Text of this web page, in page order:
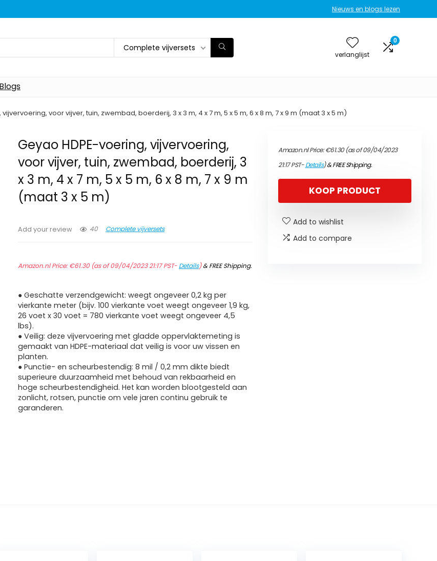
Nieuws en blogs lezen
Complete vijversets
verlanglijst
0
Blogs
voor vijver, tuin, zwembad, boerderij, 3 x 3 m, 4 x 7 m, 5 x 5 m, 6 x 8 m, 7 x 9 m (maat 3 x 5 m)
Geyao HDPE-voering, vijvervoering,
voor vijver, tuin, zwembad, boerderij, 3
x 3 m, 4 x 7 m, 5 x 5 m, 6 x 8 m, 7 x 9 m
(maat 3 x 5 m)
Add your review 40 Complete vijversets
Amazon.nl Price:€61.30(as of 09/04/2023 21:17 PST- Details)&FREE Shipping.
● Geschatte verzendgewicht: weegt ongeveer 0,2 kg per
vierkante meter (bijv. 100 vierkante voet weegt ongeveer 1,9 kg,
26 voet x 30 voet = 780 vierkante voet weegt ongeveer 4,5
lbs).
● Veilig: deze vijvervoering met gladde oppervlaktemeting is
gemaakt van HDPE-materiaal dat veilig is voor uw vissen en
planten.
● Punctie- en scheurbestendig: 8 mil / 0,2 mm dikte biedt
superieure duurzaamheid met behoud van rekbaarheid en
hoge scheurbestendigheid. Het kan worden blootgesteld aan
zonlicht, rotsen, punctie om vele jaren continu gebruik te
garanderen.
Amazon.nl Price:€61.30(as of 09/04/2023
21:17 PST-Details)&FREE Shipping.
KOOP PRODUCT
Add to wishlist
Add to compare